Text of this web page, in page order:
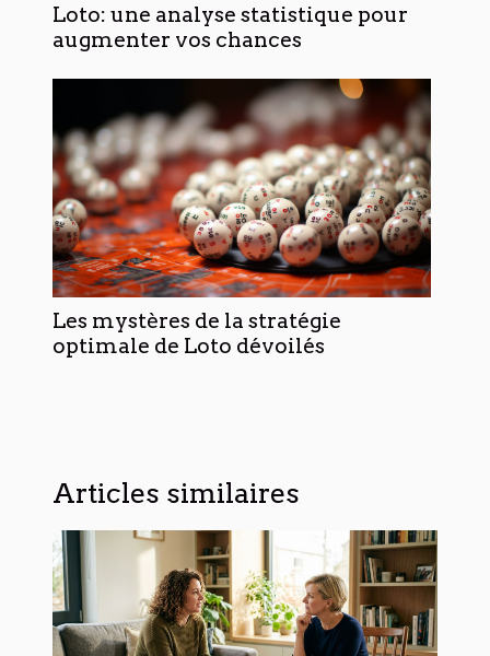
Loto: une analyse statistique pour
augmenter vos chances
Les mystères de la stratégie
optimale de Loto dévoilés
Articles similaires